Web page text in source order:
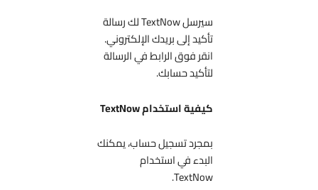
سيرسل TextNow لك رسالة
تأكيد إلى بريدك الإلكتروني.
انقر فوق الرابط في الرسالة
لتأكيد حسابك.
كيفية استخدام TextNow
بمجرد تسجيل حساب، يمكنك
البدء في استخدام
TextNow.